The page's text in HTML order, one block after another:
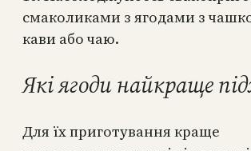
смаколиками з ягодами з
кави або чаю.
Які ягоди найкраще
Для їх приготування краще